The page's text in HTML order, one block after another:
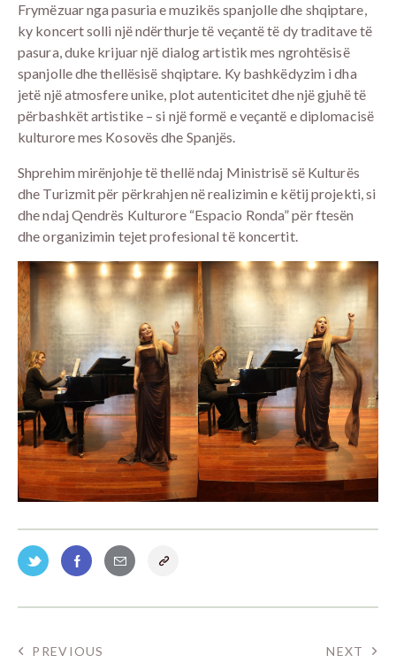
Frymëzuar nga pasuria e muzikës spanjolle dhe shqiptare,
ky koncert solli një ndërthurje të veçantë të dy traditave të
pasura, duke krijuar një dialog artistik mes ngrohtësisë
spanjolle dhe thellësisë shqiptare. Ky bashkëdyzim i dha
jetë një atmosfere unike, plot autenticitet dhe një gjuhë të
përbashkët artistike – si një formë e veçantë e diplomacisë
kulturore mes Kosovës dhe Spanjës.
Shprehim mirënjohje të thellë ndaj Ministrisë së Kulturës
dhe Turizmit për përkrahjen në realizimin e këtij projekti, si
dhe ndaj Qendrës Kulturore “Espacio Ronda” për ftesën
dhe organizimin tejet profesional të koncertit.
PREVIOUS NEXT